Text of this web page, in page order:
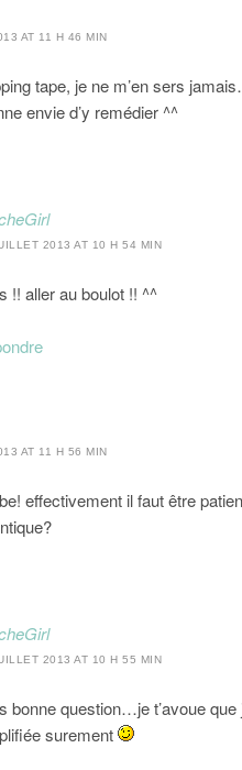
AT 11 H 46 MIN
tape, je ne m’en sers
envie d’y remédier ^^
2013 AT 10 H 54 MIN
!! aller au boulot !! ^^
AT 11 H 56 MIN
effectivement il faut être
2013 AT 10 H 55 MIN
bonne question…je t’avoue
surement